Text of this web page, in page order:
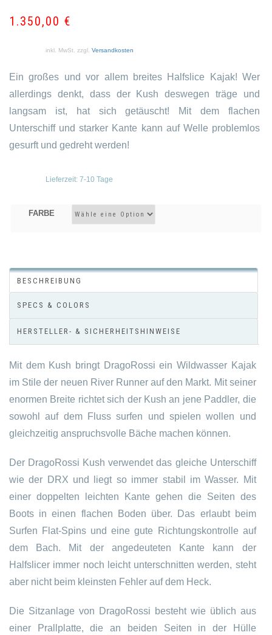
1.350,00 €
inkl. MwSt. zzgl. Versandkosten
Ein großes und vor allem breites Halfslice Kajak! Wer
allerdings denkt, dass der Kush deswegen träge und
langsam ist, hat sich getäuscht! Mit dem flachen
Unterschiff und starker Kante kann auf Welle problemlos
gesurft und gedreht werden!
Lieferzeit: 7-10 Tage
FARBE
BESCHREIBUNG
SPECS & COLORS
HERSTELLER- & SICHERHEITSHINWEISE
Mit dem Kush bringt DragoRossi ein Wildwasser Kajak
im Stile der neuen River Runner auf den Markt. Mit seiner
enormen Breite richtet sich der Kush an jene Paddler, die
sowohl auf dem Fluss surfen und spielen wollen und
gleichzeitig anspruchsvolle Bäche machen können.
Der DragoRossi Kush verwendet das gleiche Unterschiff
wie der DRX und liegt so immer stabil im Wasser. Mit
einer doppelten leichten Kante gehen die Seiten des
Boots in einen flachen Boden über. Das erlaubt beim
Surfen Flat-Spins und eine gute Richtungskontrolle auf
dem Bach. Mit der angedeuteten Kante kann der
Halfslicer immer noch leicht unterschnitten werden, steht
aber nicht beim kleinsten Fehler auf dem Heck.
Die Sitzanlage von DragoRossi besteht wie üblich aus
einer Prallplatte, die an beiden Seiten in der Hülle